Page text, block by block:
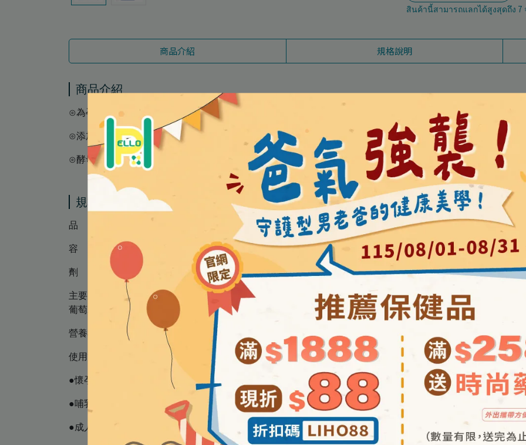
สินค้านี้สามารถแลกได้สูงสุดถึง 7
商品介紹 規格說明
商品介紹
⊙為孕媽咪量身打造，小顆粒嚼錠芒果風味佳
⊙添加官方專利認證日本卵黃胜肽Bonepep™
⊙酵母維生素D+歐盟進口易吸收型海藻鈣
規格說明
品 名 │ 【孕哺兒】新一代BP媽媽鈣片+D咀嚼片
容 量 │ 150粒/盒
劑 型 │ 咀嚼片
主要成分 │ 純淨天然海藻鈣末[含32%天然鈣、鎂]、芒果果汁粉(砂糖、麥芽糊精、芒果泥、蘋果濃 縮汁、檸
葡萄糖、乳糖、硬酯酸鎂 (食品製造用)、維生素C、微晶纖維素、香料、酵母萃取物(含天然維生素D)、酪蛋白
營養標示 │ 請詳見外盒包裝
使用方法 │
●懷孕期：毎日5粒。
●哺乳期：毎日5粒。
●成人：毎日5粒。